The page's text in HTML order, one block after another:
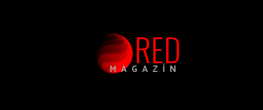
RED
MAGAZÍN